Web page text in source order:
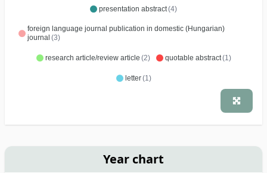
presentation abstract(4)
foreign language journal publication in domestic (Hungarian)
journal (3)
research article/review article (2) quotable abstract(1)
letter(1)
Year chart